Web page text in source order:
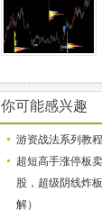
你可能感兴趣
游资战法系列教
超短高手涨停板
股，超级阴线炸
解）